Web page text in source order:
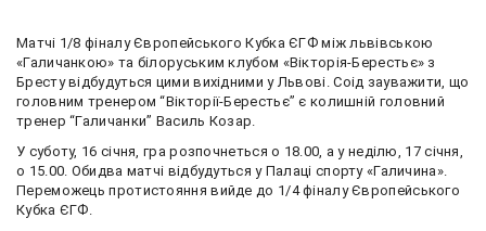
Матчі 1/8 фіналу Європейського Кубка ЄГФ між львівською
«Галичанкою» та білоруським клубом «Вікторія-Берестьє» з
Бресту відбудуться цими вихідними у Львові. Соід зауважити, що
головним тренером “Вікторії-Берестьє” є колишній головний
тренер “Галичанки” Василь Козар.
У суботу, 16 січня, гра розпочнеться о 18.00, а у неділю, 17 січня,
о 15.00. Обидва матчі відбудуться у Палаці спорту «Галичина».
Переможець протистояння вийде до 1/4 фіналу Європейського
Кубка ЄГФ.